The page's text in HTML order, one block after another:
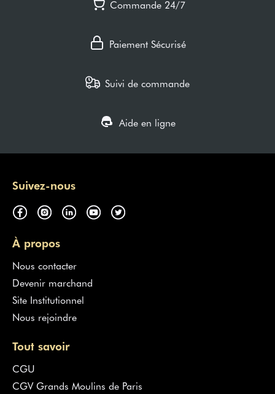
Commande 24/7
Paiement Sécurisé
Suivi de commande
Aide en ligne
Suivez-nous
À propos
Nous contacter
Devenir marchand
Site Institutionnel
Nous rejoindre
Tout savoir
CGU
CGV Grands Moulins de Paris